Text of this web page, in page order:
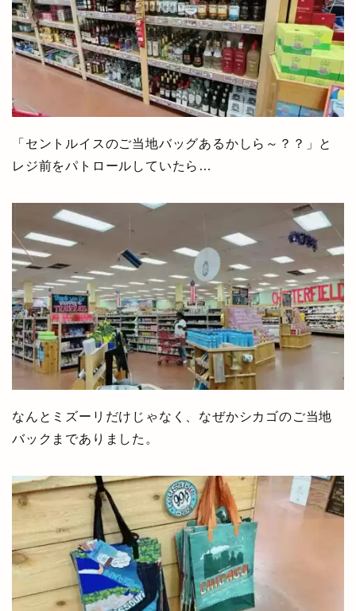
「セントルイスのご当地バッグあるかしら～？？」と
レジ前をパトロールしていたら…
なんとミズーリだけじゃなく、なぜかシカゴのご当地
バックまでありました。